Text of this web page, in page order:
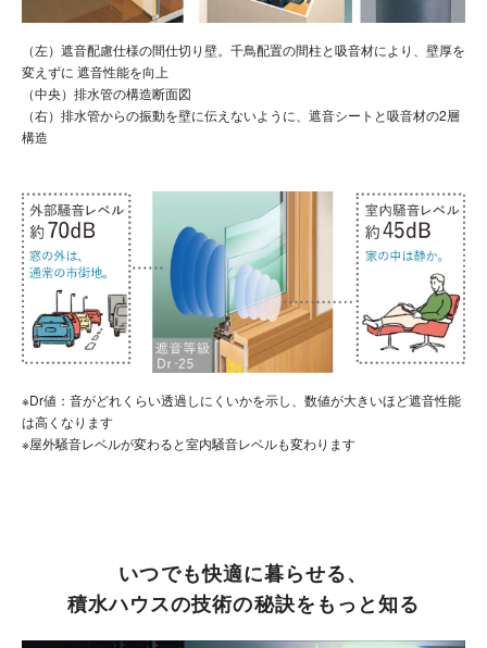
（左）遮音配慮仕様の間仕切り壁。千鳥配置の間柱と吸音材により、壁厚を
変えずに 遮音性能を向上
（中央）排水管の構造断面図
（右）排水管からの振動を壁に伝えないように、遮音シートと吸音材の2層
構造
※Dr値：音がどれくらい透過しにくいかを示し、数値が大きいほど遮音性能
は高くなります
※屋外騒音レベルが変わると室内騒音レベルも変わります
いつでも快適に暮らせる、
積水ハウスの技術の秘訣をもっと知る